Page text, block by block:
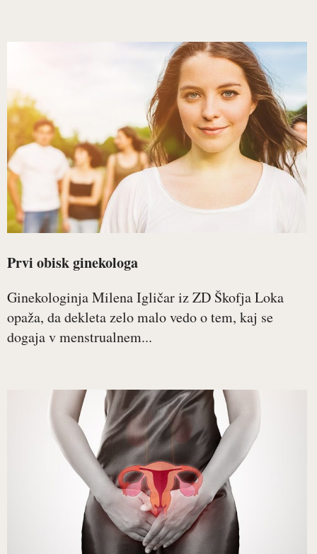
Prvi obisk ginekologa
Ginekologinja Milena Igličar iz ZD Škofja Loka
opaža, da dekleta zelo malo vedo o tem, kaj se
dogaja v menstrualnem...